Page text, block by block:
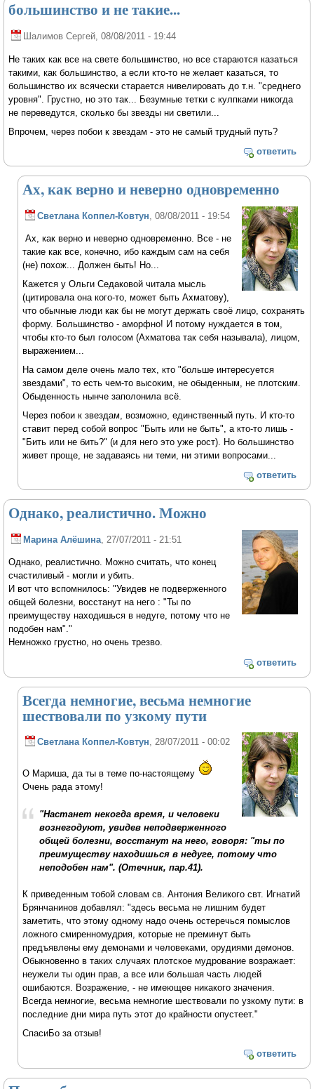
большинство и не такие...
Шалимов Сергей, 08/08/2011 - 19:44
Не таких как все на свете большинство, но все стараются казаться
такими, как большинство, а если кто-то не желает казаться, то
большинство их всячески старается нивелировать до т.н. "среднего
уровня". Грустно, но это так... Безумные тетки с кулпками никогда
не переведутся, сколько бы звезды ни светили...
Впрочем, через побои к звездам - это не самый трудный путь?
ответить
Ах, как верно и неверно одновременно
Светлана Коппел-Ковтун , 08/08/2011 - 19:54
Ах, как верно и неверно одновременно. Все - не
такие как все, конечно, ибо каждым сам на себя
(не) похож... Должен быть! Но...
Кажется у Ольги Седаковой читала мысль
(цитировала она кого-то, может быть Ахматову),
что обычные люди как бы не могут держать своё лицо, сохранять
форму. Большинство - аморфно! И потому нуждается в том,
чтобы кто-то был голосом (Ахматова так себя называла), лицом,
выражением...
На самом деле очень мало тех, кто "больше интересуется
звездами", то есть чем-то высоким, не обыденным, не плотским.
Обыденность нынче заполонила всё.
Через побои к звездам, возможно, единственный путь. И кто-то
ставит перед собой вопрос "Быть или не быть", а кто-то лишь -
"Бить или не бить?" (и для него это уже рост). Но большинство
живет проще, не задаваясь ни теми, ни этими вопросами...
ответить
Однако, реалистично. Можно
Марина Алёшина , 27/07/2011 - 21:51
Однако, реалистично. Можно считать, что конец
счастиливый - могли и убить.
И вот что вспомнилось: "Увидев не подверженного
общей болезни, восстанут на него : "Ты по
преимуществу находишься в недуге, потому что не
подобен нам"."
Немножко грустно, но очень трезво.
ответить
Всегда немногие, весьма немногие
шествовали по узкому пути
Светлана Коппел-Ковтун, 28/07/2011 - 00:02
О Мариша, да ты в теме по-настоящему
Очень рада этому!
"Настанет некогда время, и человеки
вознегодуют, увидев неподверженного
общей болезни, восстанут на него, говоря: "ты по
преимуществу находишься в недуге, потому что
неподобен нам". (Отечник, пар.41).
К приведенным тобой словам св. Антония Великого свт. Игнатий
Брянчанинов добавлял: "здесь весьма не лишним будет
заметить, что этому одному надо очень остеречься помыслов
ложного смиренномудрия, которые не преминут быть
предъявлены ему демонами и человеками, орудиями демонов.
Обыкновенно в таких случаях плотское мудрование возражает:
неужели ты один прав, а все или большая часть людей
ошибаются. Возражение, - не имеющее никакого значения.
Всегда немногие, весьма немногие шествовали по узкому пути: в
последние дни мира путь этот до крайности опустеет."
СпасиБо за отзыв!
ответить